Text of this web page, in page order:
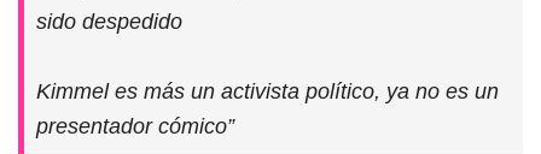
sido despedido
Kimmel es más un activista político, ya no es un
presentador cómico”